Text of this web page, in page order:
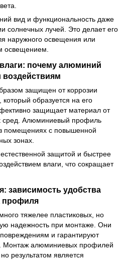
вид и функциональность даже
солнечных лучей. Это делает его
наружного освещения или
освещением.
почему алюминий
защищен от коррозии
образуется на его
защищает материал от
сред. Алюминиевый профиль
помещениях с повышенной
зонах.
защитой и быстрее
влаги, что сокращает
зависимость удобства
профиля
тяжелее пластиковых, но
надежность при монтаже. Они
и гарантируют
Монтаж алюминиевых профилей
результатом является